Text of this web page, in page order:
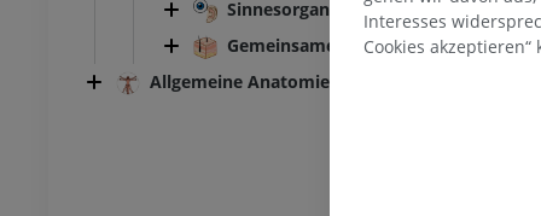
Sinnesorgane
Gemeinsame Hülle
Allgemeine Anatomie
Interesses
Cookies akzeptieren“